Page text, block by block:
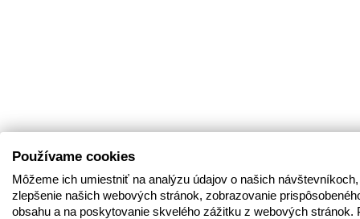
Používame cookies
Môžeme ich umiestniť na analýzu údajov o našich
zlepšenie našich webových stránok, zobrazovanie
obsahu a na poskytovanie skvelého zážitku z webových stránok.